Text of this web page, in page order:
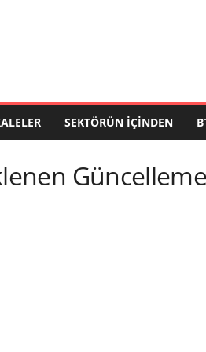
SEKTÖRÜN İÇINDEN